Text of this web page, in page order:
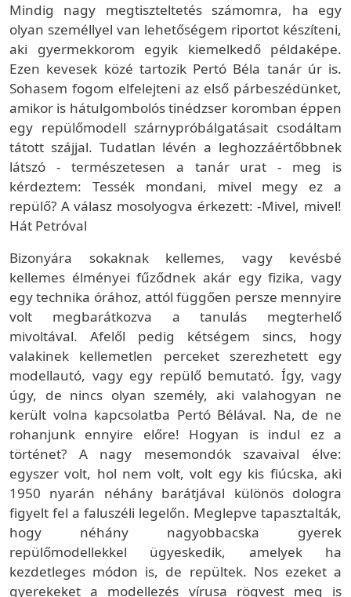
Mindig nagy megtiszteltetés számomra, ha egy
olyan személlyel van lehetőségem riportot készíteni,
aki gyermekkorom egyik kiemelkedő példaképe.
Ezen kevesek közé tartozik Pertó Béla tanár úr is.
Sohasem fogom elfelejteni az első párbeszédünket,
amikor is hátulgombolós tinédzser koromban éppen
egy repülőmodell szárnypróbálgatásait csodáltam
tátott szájjal. Tudatlan lévén a leghozzáértőbbnek
látszó - természetesen a tanár urat - meg is
kérdeztem: Tessék mondani, mivel megy ez a
repülő? A válasz mosolyogva érkezett: -Mivel, mivel!
Hát Petróval
Bizonyára sokaknak kellemes, vagy kevésbé
kellemes élményei fűződnek akár egy fizika, vagy
egy technika órához, attól függően persze mennyire
volt megbarátkozva a tanulás megterhelő
mivoltával. Afelől pedig kétségem sincs, hogy
valakinek kellemetlen perceket szerezhetett egy
modellautó, vagy egy repülő bemutató. Így, vagy
úgy, de nincs olyan személy, aki valahogyan ne
került volna kapcsolatba Pertó Bélával. Na, de ne
rohanjunk ennyire előre! Hogyan is indul ez a
történet? A nagy mesemondók szavaival élve:
egyszer volt, hol nem volt, volt egy kis fiúcska, aki
1950 nyarán néhány barátjával különös dologra
figyelt fel a faluszéli legelőn. Meglepve tapasztalták,
hogy néhány nagyobbacska gyerek
repülőmodellekkel ügyeskedik, amelyek ha
kezdetleges módon is, de repültek. Nos ezeket a
gyerekeket a modellezés vírusa rögvest meg is